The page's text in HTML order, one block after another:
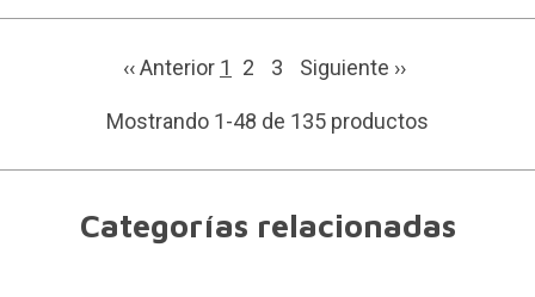
‹‹ Anterior 1 2 3 Siguiente ››
Mostrando 1-48 de 135 productos
Categorías relacionadas